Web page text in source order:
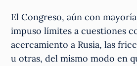
El Congreso, aún con
impuso límites a cuestiones
acercamiento a Rusia, las
u otras, del mismo modo en